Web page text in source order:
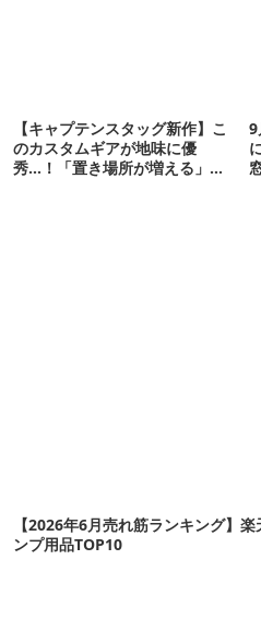
【キャプテンスタッグ新作】こ
のカスタムギアが地味に優
秀…！「置き場所が増える」
【2026年6月売れ筋ランキング】
ンプ用品TOP10